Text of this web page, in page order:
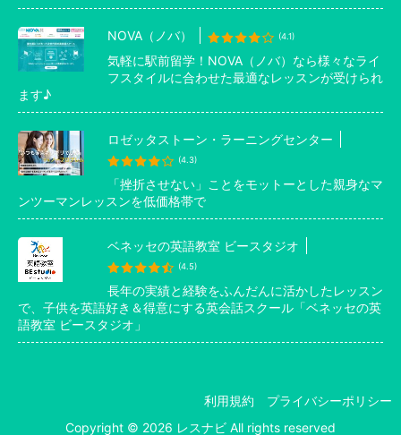
NOVA（ノバ） (4.1)
気軽に駅前留学！NOVA（ノバ）なら様々なライ
フスタイルに合わせた最適なレッスンが受けられ
ます♪
ロゼッタストーン・ラーニングセンター
(4.3)
「挫折させない」ことをモットーとした親身なマ
ンツーマンレッスンを低価格帯で
ベネッセの英語教室 ビースタジオ
(4.5)
長年の実績と経験をふんだんに活かしたレッスン
で、子供を英語好き＆得意にする英会話スクール「ベネッセの英
語教室 ビースタジオ」
利用規約
プライバシーポリシー
Copyright © 2026 レスナビ All rights reserved